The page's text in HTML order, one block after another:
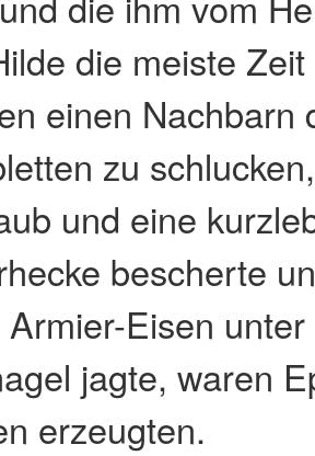
die meiste Zeit
einen Nachbarn
zu
und eine
bescherte
Eisen
jagte, waren
erzeugten.